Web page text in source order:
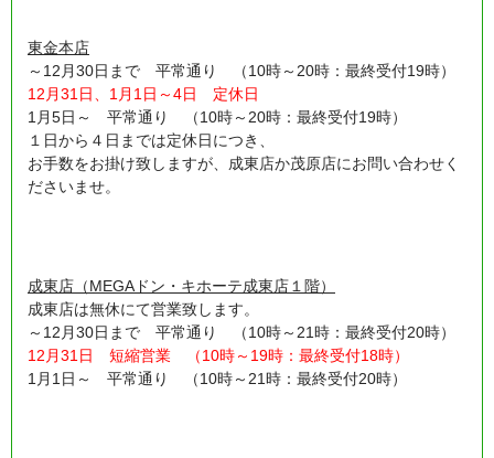
東金本店
～12月30日まで 平常通り （10時～20時：最終受付19時）
12月31日、1月1日～4日 定休日
1月5日～ 平常通り （10時～20時：最終受付19時）
１日から４日までは定休日につき、
お手数をお掛け致しますが、成東店か茂原店にお問い合わせく
ださいませ。
成東店（MEGAドン・キホーテ成東店１階）
成東店は無休にて営業致します。
～12月30日まで 平常通り （10時～21時：最終受付20時）
12月31日 短縮営業 （10時～19時：最終受付18時）
1月1日～ 平常通り （10時～21時：最終受付20時）